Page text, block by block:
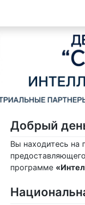
Добрый
Вы находитесь на
программе